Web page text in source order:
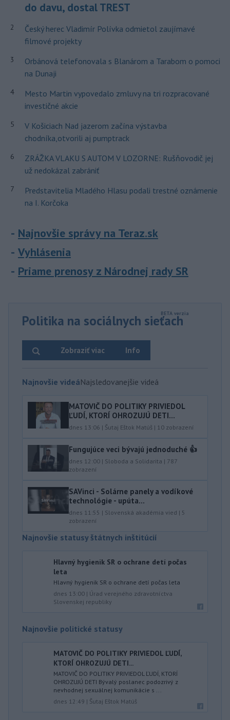
do davu, dostal TREST
2
Český herec Vladimír Polívka odmietol zaujímavé
filmové projekty
3
Orbánová telefonovala s Blanárom a Tarabom o pomoci
na Dunaji
4
Mesto Martin vypovedalo zmluvy na tri rozpracované
investičné akcie
5
V Košiciach Nad jazerom začína výstavba
chodníka,otvorili aj pumptrack
6
ZRÁŽKA VLAKU S AUTOM V LOZORNE: Rušňovodič jej
už nedokázal zabrániť
7
Predstavitelia Mladého Hlasu podali trestné oznámenie
na I. Korčoka
Najnovšie správy na Teraz.sk
Vyhlásenia
Priame prenosy z Národnej rady SR
Politika na sociálnych sieťach
Info
Zobraziť viac
Najnovšie videáNajsledovanejšie videá
MATOVIČ DO POLITIKY PRIVIEDOL
ĽUDÍ, KTORÍ OHROZUJÚ DETI...
dnes 13:06 | Šutaj Eštok Matúš | 10 zobrazení
Fungujúce veci bývajú jednoduché 👍
dnes 12:00 | Sloboda a Solidarita | 787
zobrazení
SAVinci - Solárne panely a vodíkové
technológie - upúta...
dnes 11:55 | Slovenská akadémia vied | 5
zobrazení
Najnovšie statusy štátnych inštitúcií
Hlavný hygienik SR o ochrane detí počas
leta
Hlavný hygienik SR o ochrane detí počas leta
dnes 13:00 | Úrad verejného zdravotníctva
Slovenskej republiky
Najnovšie politické statusy
MATOVIČ DO POLITIKY PRIVIEDOL ĽUDÍ,
KTORÍ OHROZUJÚ DETI...
MATOVIČ DO POLITIKY PRIVIEDOL ĽUDÍ, KTORÍ
OHROZUJÚ DETI Bývalý poslanec podozrivý z
nevhodnej sexuálnej komunikácie s ...
dnes 12:49 | Šutaj Eštok Matúš